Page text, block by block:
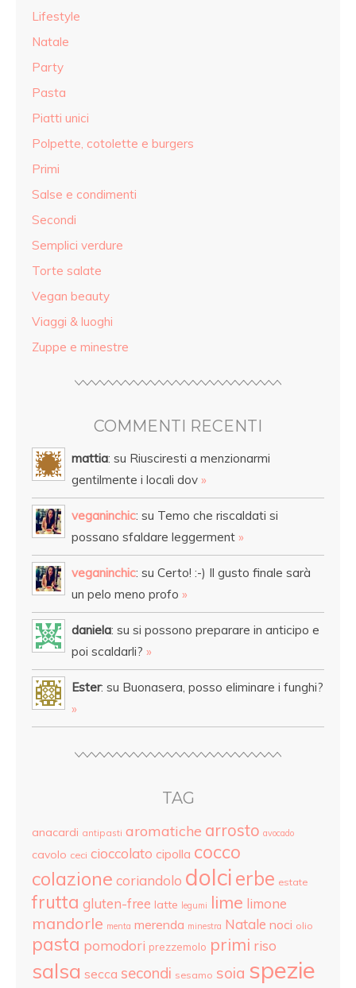
Lifestyle
Natale
Party
Pasta
Piatti unici
Polpette, cotolette e burgers
Primi
Salse e condimenti
Secondi
Semplici verdure
Torte salate
Vegan beauty
Viaggi & luoghi
Zuppe e minestre
COMMENTI RECENTI
mattia: su Riusciresti a menzionarmi
gentilmente i locali dov »
veganinchic: su Temo che riscaldati si
possano sfaldare leggerment »
veganinchic: su Certo! :-) Il gusto finale sarà
un pelo meno profo »
daniela: su si possono preparare in anticipo e
poi scaldarli? »
Ester: su Buonasera, posso eliminare i funghi?
»
TAG
anacardi antipasti aromatiche arrosto avocado
cavolo ceci cioccolato cipolla cocco
colazione coriandolo dolci erbe estate
frutta gluten-free latte legumi lime limone
mandorle menta merenda minestra Natale noci olio
pasta pomodori prezzemolo primi riso
salsa secca secondi sesamo soia spezie